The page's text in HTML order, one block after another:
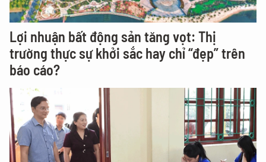
Lợi nhuận bất động sản tăng vọt: Thị
trường thực sự khởi sắc hay chỉ “đẹp” trên
báo cáo?